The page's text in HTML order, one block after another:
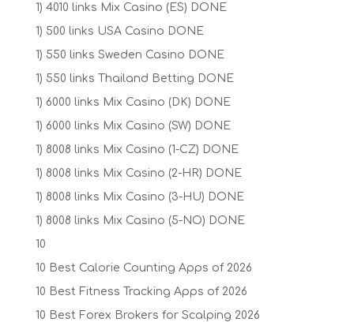
1) 4010 links Mix Casino (ES) DONE
1) 500 links USA Casino DONE
1) 550 links Sweden Casino DONE
1) 550 links Thailand Betting DONE
1) 6000 links Mix Casino (DK) DONE
1) 6000 links Mix Casino (SW) DONE
1) 8008 links Mix Casino (1-CZ) DONE
1) 8008 links Mix Casino (2-HR) DONE
1) 8008 links Mix Casino (3-HU) DONE
1) 8008 links Mix Casino (5-NO) DONE
10
10 Best Calorie Counting Apps of 2026
10 Best Fitness Tracking Apps of 2026
10 Best Forex Brokers for Scalping 2026